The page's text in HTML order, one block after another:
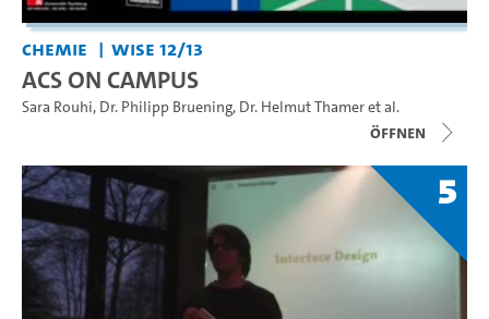
Chemie WiSe 12/13
ACS ON CAMPUS
Sara Rouhi, Dr. Philipp Bruening, Dr. Helmut Thameret al.
Öffnen
5